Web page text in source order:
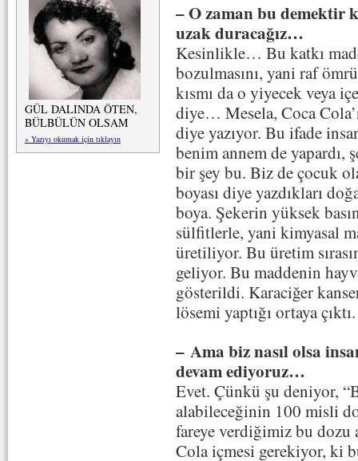
GÜL DALINDA ÖTEN,
BÜLBÜLÜN OLSAM
» Yazıyı okumak için tıklayın
– O zaman bu demektir
uzak duracağız…
Kesinlikle… Bu katkı
bozulmasını, yani raf
kısmı da o yiyecek veya
diye… Mesela, Coca
diye yazıyor. Bu ifade
benim annem de yapardı,
bir şey bu. Biz de çocuk
boyası diye yazdıkları
boya. Şekerin yüksek
sülfitlerle, yani kimyasal
üretiliyor. Bu üretim
geliyor. Bu maddenin
gösterildi. Karaciğer
lösemi yaptığı ortaya çıktı.
– Ama biz nasıl olsa
devam ediyoruz…
Evet. Çünkü şu deniyor,
alabileceğinin 100 misli
fareye verdiğimiz bu
Cola içmesi gerekiyor, ki